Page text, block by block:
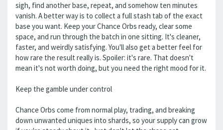
sigh, find another base, repeat, and somehow ten minutes
vanish. A better way is to collect a full stash tab of the exact
base you want. Keep your Chance Orbs ready, clear some
space, and run through the batch in one sitting. It's cleaner,
faster, and weirdly satisfying. You'll also get a better feel for
how rare the result really is. Spoiler: it's rare. That doesn't
mean it's not worth doing, but you need the right mood for it.
Keep the gamble under control
Chance Orbs come from normal play, trading, and breaking
down unwanted uniques into shards, so your supply can grow